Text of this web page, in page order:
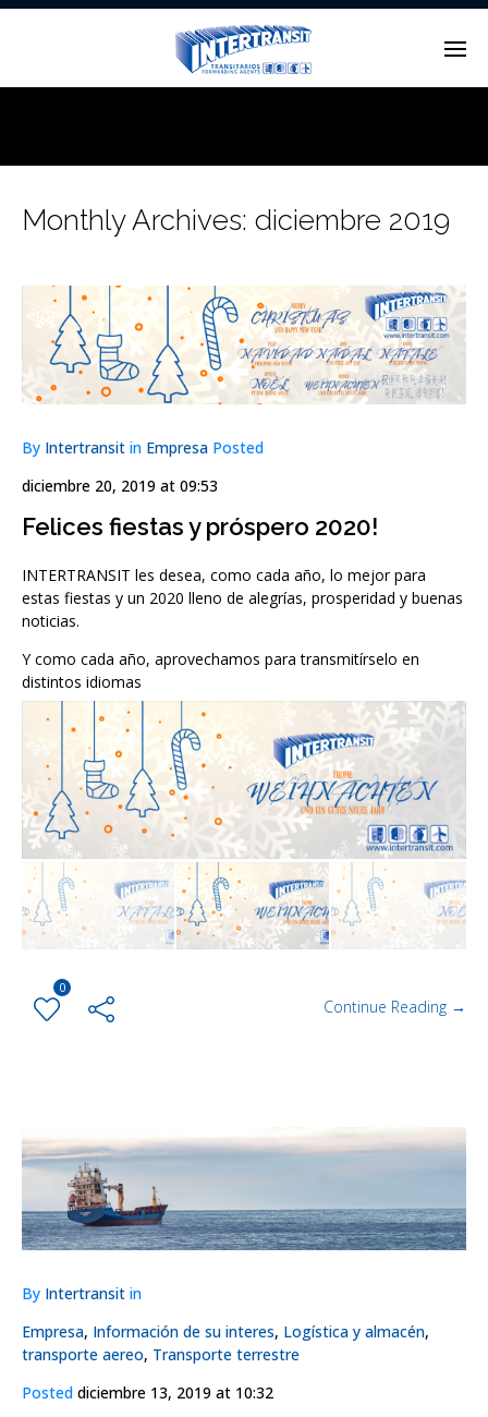
Monthly Archives: diciembre 2019
By Intertransit in Empresa Posted
diciembre 20, 2019 at 09:53
Felices fiestas y próspero 2020!
INTERTRANSIT les desea, como cada año, lo mejor para
estas fiestas y un 2020 lleno de alegrías, prosperidad y buenas
noticias.
Y como cada año, aprovechamos para transmitírselo en
distintos idiomas
0
Continue Reading →
By Intertransit in
Empresa, Información de su interes, Logística y almacén,
transporte aereo, Transporte terrestre
Posted diciembre 13, 2019 at 10:32